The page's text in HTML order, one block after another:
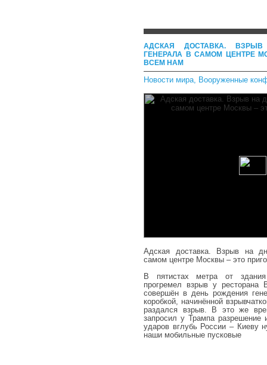
АДСКАЯ ДОСТАВКА.
ГЕНЕРАЛА В САМОМ ЦЕНТРЕ
ВСЕМ НАМ
Новости мира, Вооруженные
Адская доставка. Взрыв на
самом центре Москвы – это
В пятистах метра от здания
прогремел взрыв у
совершён в день рождения
коробкой, начинённой
раздался взрыв. В это же
запросил у Трампа разрешение
ударов вглубь России – Киеву
наши мобильные пусковые